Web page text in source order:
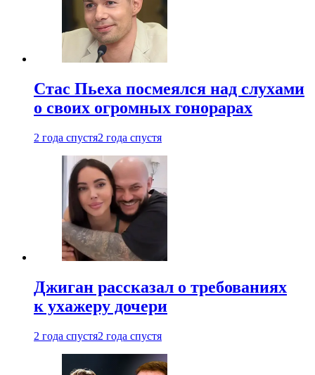
Стас Пьеха посмеялся над слухами
о своих огромных гонорарах
2 года спустя2 года спустя
Джиган рассказал о требованиях
к ухажеру дочери
2 года спустя2 года спустя